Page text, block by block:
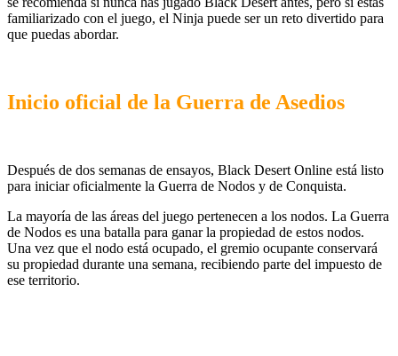
familiarizado con el juego, el Ninja puede ser un reto divertido para
que puedas abordar.
Inicio oficial de la Guerra de Asedios
Después de dos semanas de ensayos, Black Desert Online está listo
para iniciar oficialmente la Guerra de Nodos y de Conquista.
La mayoría de las áreas del juego pertenecen a los nodos. La Guerra
de Nodos es una batalla para ganar la propiedad de estos nodos.
Una vez que el nodo está ocupado, el gremio ocupante conservará
su propiedad durante una semana, recibiendo parte del impuesto de
ese territorio.